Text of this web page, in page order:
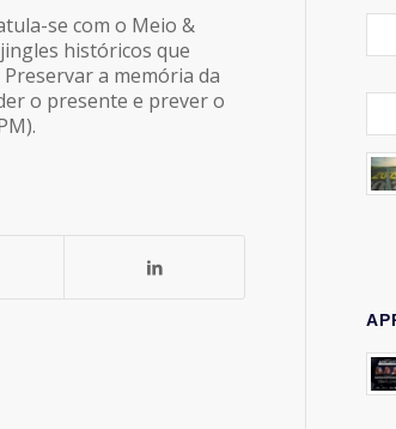
se com o Meio &
históricos que
a memória da
o presente e prever o